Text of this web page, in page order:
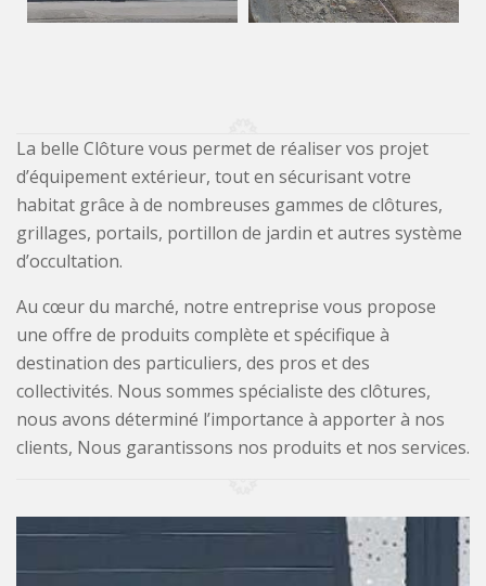
La belle Clôture vous permet de réaliser vos projet
d’équipement extérieur, tout en sécurisant votre
habitat grâce à de nombreuses gammes de clôtures,
grillages, portails, portillon de jardin et autres système
d’occultation.
Au cœur du marché, notre entreprise vous propose
une offre de produits complète et spécifique à
destination des particuliers, des pros et des
collectivités. Nous sommes spécialiste des clôtures,
nous avons déterminé l’importance à apporter à nos
clients, Nous garantissons nos produits et nos services.